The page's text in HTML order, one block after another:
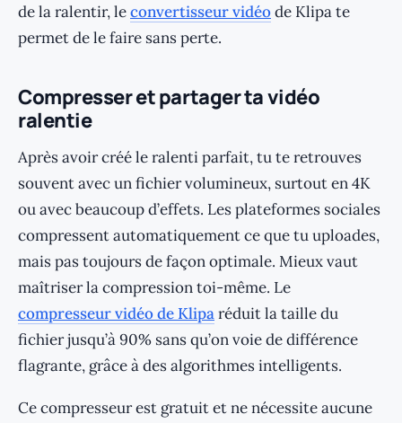
de la ralentir, leconvertisseur vidéode Klipa te
permet de le faire sans perte.
Compresser et partager ta vidéo
ralentie
Après avoir créé le ralenti parfait, tu te retrouves
souvent avec un fichier volumineux, surtout en 4K
ou avec beaucoup d’effets. Les plateformes sociales
compressent automatiquement ce que tu uploades,
mais pas toujours de façon optimale. Mieux vaut
maîtriser la compression toi-même. Le
compresseur vidéo de Kliparéduit la taille du
fichier jusqu’à 90% sans qu’on voie de différence
flagrante, grâce à des algorithmes intelligents.
Ce compresseur est gratuit et ne nécessite aucune